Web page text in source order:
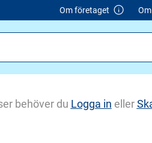
Om företaget
behöver du Logga in eller